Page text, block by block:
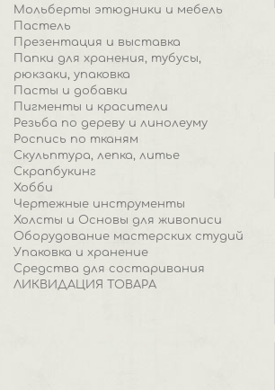
Мольберты этюдники и мебель
Пастель
Презентация и выставка
Папки для хранения, тубусы,
рюкзаки, упаковка
Пасты и добавки
Пигменты и красители
Резьба по дереву и линолеуму
Роспись по тканям
Скульптура, лепка, литье
Скрапбукинг
Хобби
Чертежные инструменты
Холсты и Основы для живописи
Оборудование мастерских студий
Упаковка и хранение
Средства для состаривания
ЛИКВИДАЦИЯ ТОВАРА